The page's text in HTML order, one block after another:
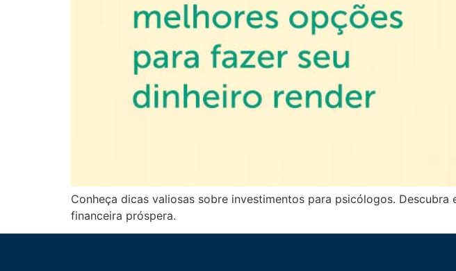
Conheça dicas valiosas sobre investimentos para psicólogos.
financeira próspera.